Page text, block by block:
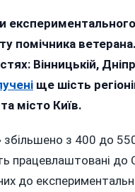
БУДУТЬ
15
помічника
Вінницькій,
ще шість
місто Київ.
з 400 до 550
до
до